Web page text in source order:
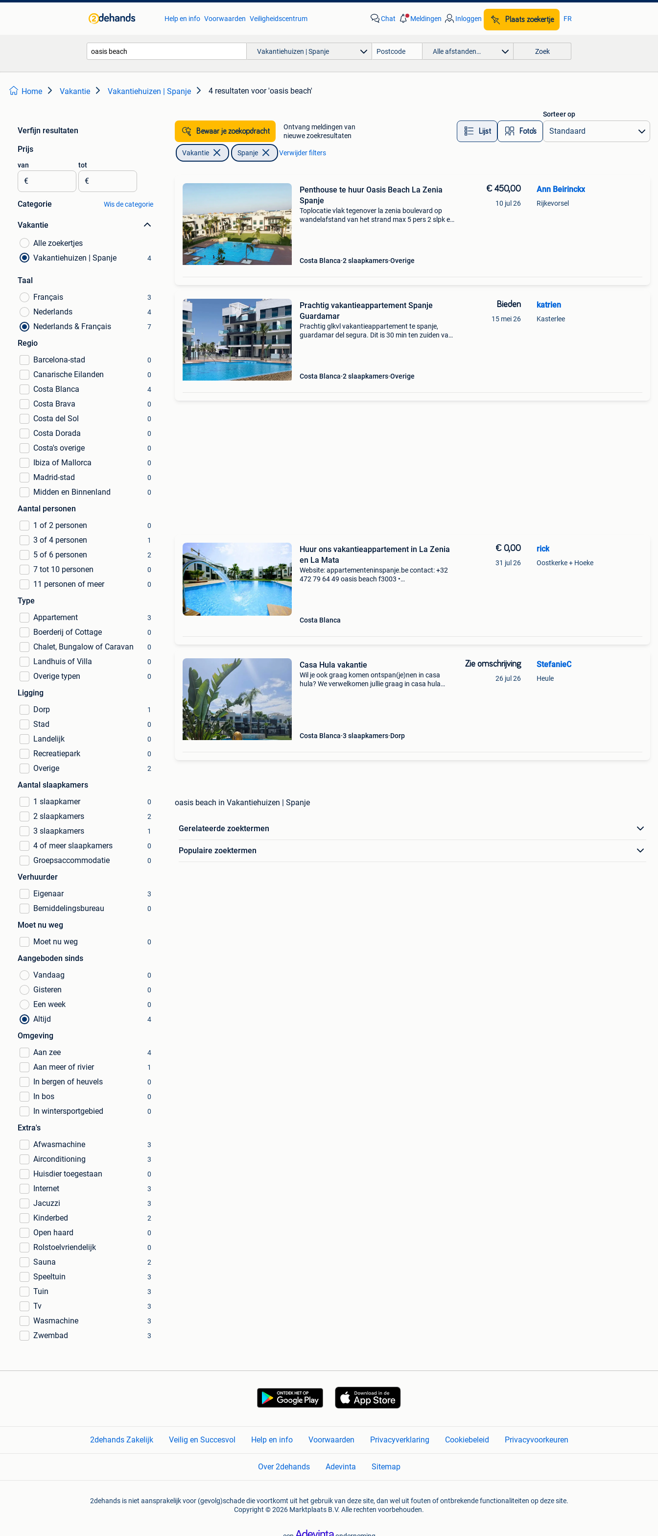
Help en info Voorwaarden Veiligheidscentrum Chat Meldingen Inloggen Plaats zoekertje FR
Vakantiehuizen | Spanje Alle afstanden… Zoek
Home Vakantie Vakantiehuizen | Spanje 4 resultaten voor 'oasis beach'
Verfijn resultaten
Prijs
van
€
tot
€
Categorie Wis de categorie
Vakantie
Alle zoekertjes
Vakantiehuizen | Spanje
4
Taal
Français
3
Nederlands 4
Nederlands & Français 7
Regio
Barcelona-stad
0
Canarische Eilanden 0
Costa Blanca 4
Costa Brava 0
Costa del Sol 0
Costa Dorada 0
Costa's overige 0
Ibiza of Mallorca 0
Madrid-stad 0
Midden en Binnenland 0
Aantal personen
1 of 2 personen
0
3 of 4 personen 1
5 of 6 personen 2
7 tot 10 personen 0
11 personen of meer 0
Type
Appartement
3
Boerderij of Cottage 0
Chalet, Bungalow of Caravan 0
Landhuis of Villa 0
Overige typen 0
Ligging
Dorp
1
Stad 0
Landelijk 0
Recreatiepark 0
Overige 2
Aantal slaapkamers
1 slaapkamer
0
2 slaapkamers 2
3 slaapkamers 1
4 of meer slaapkamers 0
Groepsaccommodatie 0
Verhuurder
Eigenaar
3
Bemiddelingsbureau 0
Moet nu weg
Moet nu weg
0
Aangeboden sinds
Vandaag
0
Gisteren 0
Een week 0
Altijd 4
Omgeving
Aan zee
4
Aan meer of rivier 1
In bergen of heuvels 0
In bos 0
In wintersportgebied 0
Extra's
Afwasmachine
3
Airconditioning 3
Huisdier toegestaan 0
Internet 3
Jacuzzi 3
Kinderbed 2
Open haard 0
Rolstoelvriendelijk 0
Sauna 2
Speeltuin 3
Tuin 3
Tv 3
Wasmachine 3
Zwembad 3
Bewaar je zoekopdracht
Ontvang meldingen van
nieuwe zoekresultaten
Lijst Foto’s
Sorteer op
Vakantie Spanje Verwijder filters
Penthouse te huur Oasis Beach La Zenia
Spanje
Toplocatie vlak tegenover la zenia boulevard op
wandelafstand van het strand max 5 pers 2 slpk en
Costa Blanca 2 slaapkamers Overige
€ 450,00
10 jul 26
Ann Beirinckx
Rijkevorsel
Prachtig vakantieappartement Spanje
Guardamar
Prachtig glkvl vakantieappartement te spanje,
guardamar del segura. Dit is 30 min ten zuiden van
Costa Blanca 2 slaapkamers Overige
Bieden
15 mei 26
katrien
Kasterlee
Huur ons vakantieappartement in La Zenia
en La Mata
Website: appartementeninspanje.be contact: +32
472 79 64 49 oasis beach f3003 •
Costa Blanca
€ 0,00
31 jul 26
rick
Oostkerke + Hoeke
Casa Hula vakantie
Wil je ook graag komen ontspan(je)nen in casa
hula? We verwelkomen jullie graag in casa hula
Costa Blanca 3 slaapkamers Dorp
Zie omschrijving
26 jul 26
StefanieC
Heule
oasis beach in Vakantiehuizen | Spanje
Gerelateerde zoektermen
Populaire zoektermen
2dehands Zakelijk Veilig en Succesvol Help en info Voorwaarden Privacyverklaring Cookiebeleid Privacyvoorkeuren
Over 2dehands Adevinta Sitemap
2dehands is niet aansprakelijk voor (gevolg)schade die voortkomt uit het gebruik van deze site, dan wel uit fouten of ontbrekende functionaliteiten op deze site.
Copyright © 2026 Marktplaats B.V. Alle rechten voorbehouden.